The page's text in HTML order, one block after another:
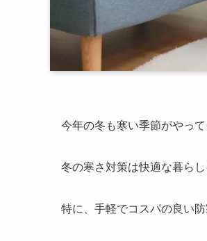
今年の冬も寒い季節がやって
冬の寒さ対策は快適な暮ら
特に、手軽でコスパの良い